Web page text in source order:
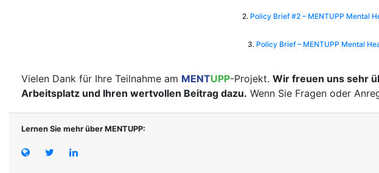
2. Policy Brief #2 – MENTUPP Mental
3. Policy Brief – MENTUPP Mental
Vielen Dank für Ihre Teilnahme am MENTUPP-Projekt. Wir freuen uns sehr
Arbeitsplatz und Ihren wertvollen Beitrag dazu. Wenn Sie Fragen oder
Lernen Sie mehr über MENTUPP: